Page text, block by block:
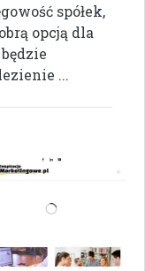
spółek,
opcją dla
...